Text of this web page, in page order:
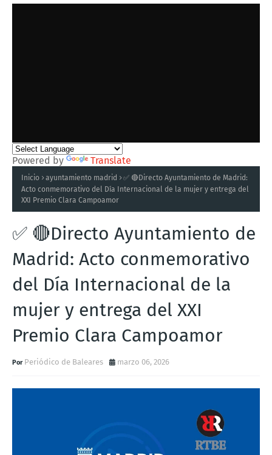
Powered by Translate
Inicio ayuntamiento madrid
✅ 🔴Directo Ayuntamiento de Madrid:
Acto conmemorativo del Día Internacional de la mujer y entrega del
XXI Premio Clara Campoamor
✅ 🔴Directo Ayuntamiento de
Madrid: Acto conmemorativo
del Día Internacional de la
mujer y entrega del XXI
Premio Clara Campoamor
Periódico de Baleares marzo 06, 2026